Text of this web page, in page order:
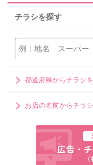
チラシを探す
都道府県からチラシ
お店の名前からチラ